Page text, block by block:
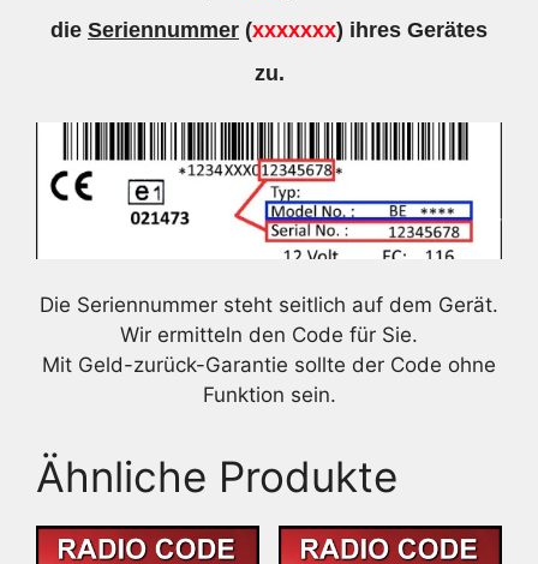
die Seriennummer (xxxxxxx) ihres Gerätes
zu.
Die Seriennummer steht seitlich auf dem Gerät.
Wir ermitteln den Code für Sie.
Mit Geld-zurück-Garantie sollte der Code ohne
Funktion sein.
Ähnliche Produkte